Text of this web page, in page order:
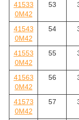
41533
0M42
53
41543
0M42
54
41553
0M42
55
41563
0M42
56
41573
0M42
57